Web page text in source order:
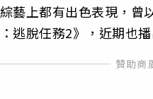
藝上都有出色表現，
逃脫任務2》，近期也